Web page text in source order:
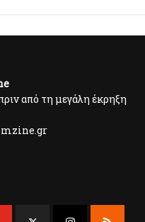
από τη μεγάλη έκρηξη